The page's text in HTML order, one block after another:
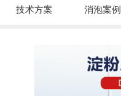
技术方案 消泡案例